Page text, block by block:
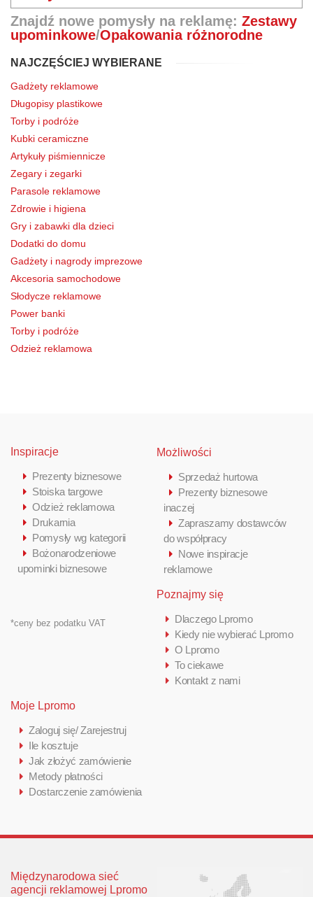
Znajdź nowe pomysły na reklamę: Zestawy
upominkowe/Opakowania różnorodne
NAJCZĘŚCIEJ WYBIERANE
Gadżety reklamowe
Długopisy plastikowe
Torby i podróże
Kubki ceramiczne
Artykuły piśmiennicze
Zegary i zegarki
Parasole reklamowe
Zdrowie i higiena
Gry i zabawki dla dzieci
Dodatki do domu
Gadżety i nagrody imprezowe
Akcesoria samochodowe
Słodycze reklamowe
Power banki
Torby i podróże
Odzież reklamowa
Inspiracje
Prezenty biznesowe
Stoiska targowe
Odzież reklamowa
Drukarnia
Pomysły wg kategorii
Bożonarodzeniowe
upominki biznesowe
*ceny bez podatku VAT
Możliwości
Sprzedaż hurtowa
Prezenty biznesowe
inaczej
Zapraszamy dostawców
do współpracy
Nowe inspiracje
reklamowe
Poznajmy się
Dlaczego Lpromo
Kiedy nie wybierać Lpromo
O Lpromo
To ciekawe
Kontakt z nami
Moje Lpromo
Zaloguj się/ Zarejestruj
Ile kosztuje
Jak złożyć zamówienie
Metody płatności
Dostarczenie zamówienia
Międzynarodowa sieć
agencji reklamowej Lpromo